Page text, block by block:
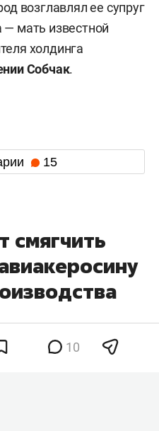
возглавлял ее супруг
мать известной
холдинга
Собчак.
15
смягчить
10